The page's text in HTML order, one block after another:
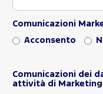
Comunicazioni
Acconsento
Comunicazioni dei
attività di Marketing